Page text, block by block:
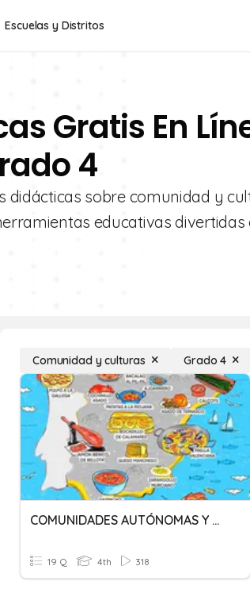
Escuelas y Distritos
Gratis En
4
didácticas sobre comunidad y
educativas
Comunidad y culturas Grado 4
COMUNIDADES AUTÓNOMAS Y PROVINCIAS
19 Q 4th 318